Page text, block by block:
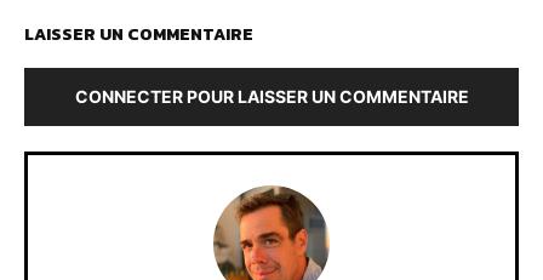
LAISSER UN COMMENTAIRE
CONNECTER POUR LAISSER UN COMMENTAIRE